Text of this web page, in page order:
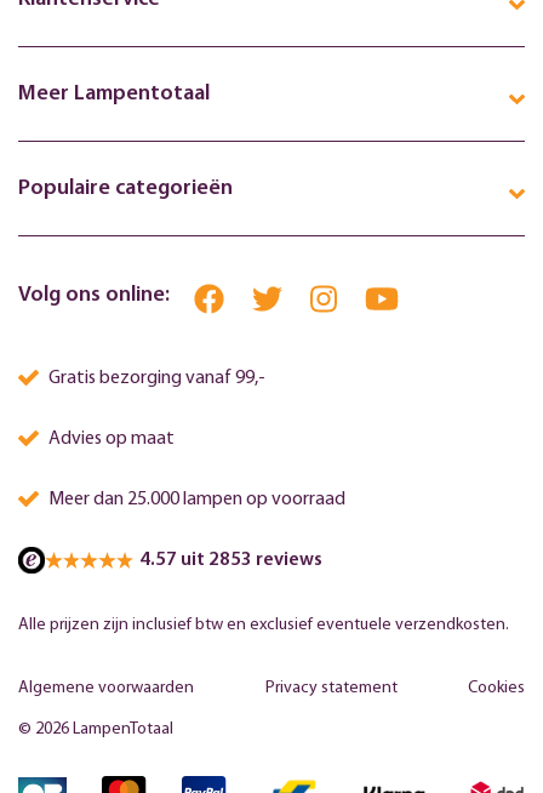
Meer Lampentotaal
Populaire categorieën
Volg ons online:
Gratis bezorging vanaf 99,-
Advies op maat
Meer dan 25.000 lampen op voorraad
4.57 uit 2853 reviews
Alle prijzen zijn inclusief btw en exclusief eventuele verzendkosten.
© 2026 LampenTotaal
Algemene voorwaarden Privacy statement Cookies